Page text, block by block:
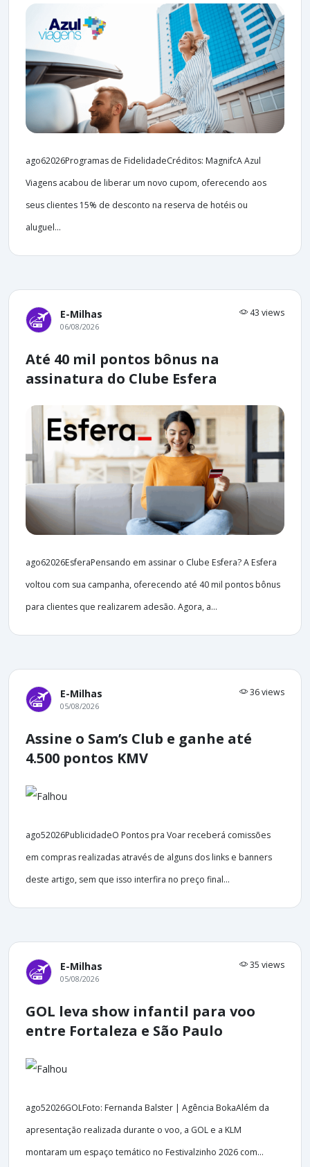
ago62026Programas de FidelidadeCréditos: MagnifcA Azul
Viagens acabou de liberar um novo cupom, oferecendo aos
seus clientes 15% de desconto na reserva de hotéis ou
aluguel...
E-Milhas 43 views
06/08/2026
Até 40 mil pontos bônus na
assinatura do Clube Esfera
ago62026EsferaPensando em assinar o Clube Esfera? A Esfera
voltou com sua campanha, oferecendo até 40 mil pontos bônus
para clientes que realizarem adesão. Agora, a...
E-Milhas 36 views
05/08/2026
Assine o Sam’s Club e ganhe até
4.500 pontos KMV
ago52026PublicidadeO Pontos pra Voar receberá comissões
em compras realizadas através de alguns dos links e banners
deste artigo, sem que isso interfira no preço final...
E-Milhas 35 views
05/08/2026
GOL leva show infantil para voo
entre Fortaleza e São Paulo
ago52026GOLFoto: Fernanda Balster | Agência BokaAlém da
apresentação realizada durante o voo, a GOL e a KLM
montaram um espaço temático no Festivalzinho 2026 com...